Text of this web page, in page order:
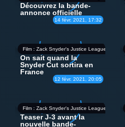
14 févr. 2021, 17:32
Découvrez la bande-
annonce officielle
Film : Zack Snyder's Justice League
12 févr. 2021, 20:05
On sait quand la
Snyder Cut sortira en
France
Film : Zack Snyder's Justice League
Teaser J-3 avant la
nouvelle bande-